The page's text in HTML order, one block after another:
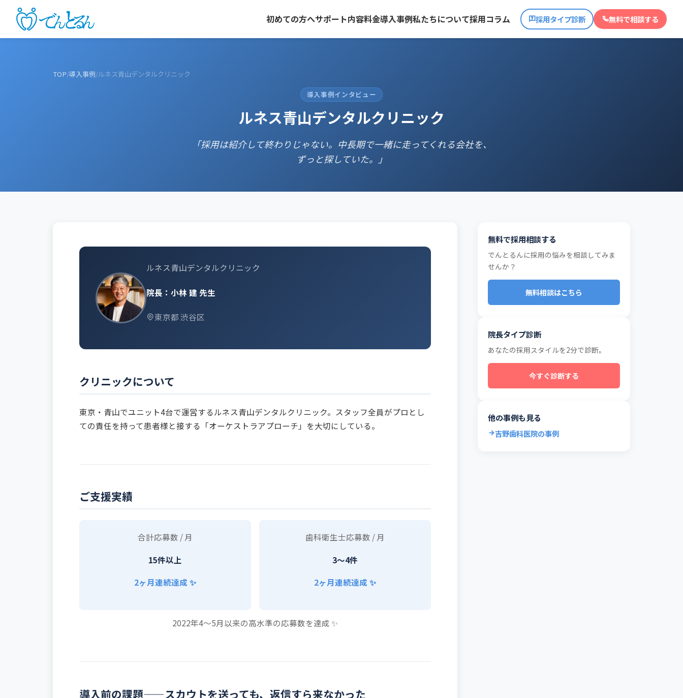
初めての方へサポート内容料金導入事例私たちについて採用コラム 採用タイプ診断 無料で相談する
TOP/導入事例/ルネス青山デンタルクリニック
導入事例インタビュー
ルネス青山デンタルクリニック
「採用は紹介して終わりじゃない。中長期で一緒に走ってくれる会社を、
ずっと探していた。」
ルネス青山デンタルクリニック
院長：小林 建 先生
東京都 渋谷区
クリニックについて
東京・青山でユニット4台で運営するルネス青山デンタルクリニック。スタッフ全員がプロとし
ての責任を持って患者様と接する「オーケストラアプローチ」を大切にしている。
ご支援実績
合計応募数 / 月
15件以上
2ヶ月連続達成 ✨
歯科衛生士応募数 / 月
3〜4件
2ヶ月連続達成 ✨
2022年4〜5月以来の高水準の応募数を達成 ✨
導入前の課題——スカウトを送っても、返信すら来なかった
無料で採用相談する
でんとるんに採用の悩みを相談してみま
せんか？
無料相談はこちら
院長タイプ診断
あなたの採用スタイルを2分で診断。
今すぐ診断する
他の事例も見る
吉野歯科医院の事例